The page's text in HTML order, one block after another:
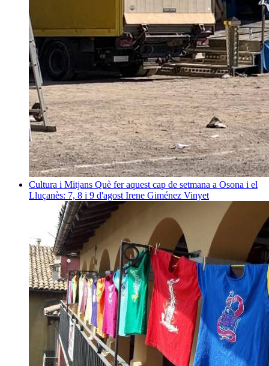
Cultura i Mitjans Què fer aquest cap de setmana a Osona i el
Lluçanès: 7, 8 i 9 d'agost Irene Giménez Vinyet